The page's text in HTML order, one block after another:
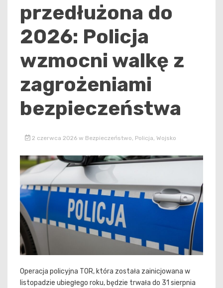
przedłużona do
2026: Policja
wzmocni walkę z
zagrożeniami
bezpieczeństwa
2 czerwca 2026 w Bezpieczeństwo Policja Wojsko
Operacja policyjna TOR, która została zainicjowana w
listopadzie ubiegłego roku, będzie trwała do 31 sierpnia